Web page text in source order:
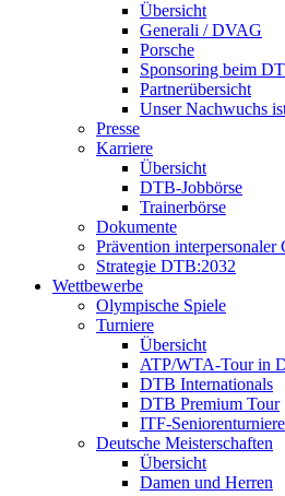
Übersicht
Generali / DVAG
Porsche
Sponsoring beim
Partnerübersicht
Unser Nachwuchs
Presse
Karriere
Übersicht
DTB-Jobbörse
Trainerbörse
Dokumente
Prävention interpersonaler
Strategie DTB:2032
Wettbewerbe
Olympische Spiele
Turniere
Übersicht
ATP/WTA-Tour in
DTB Internationals
DTB Premium Tour
ITF-Seniorenturniere
Deutsche Meisterschaften
Übersicht
Damen und Herren